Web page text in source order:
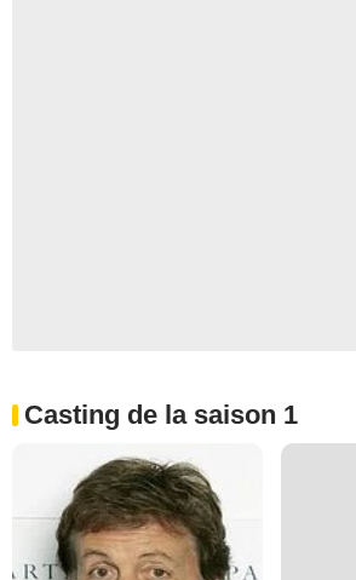
Casting de la saison 1